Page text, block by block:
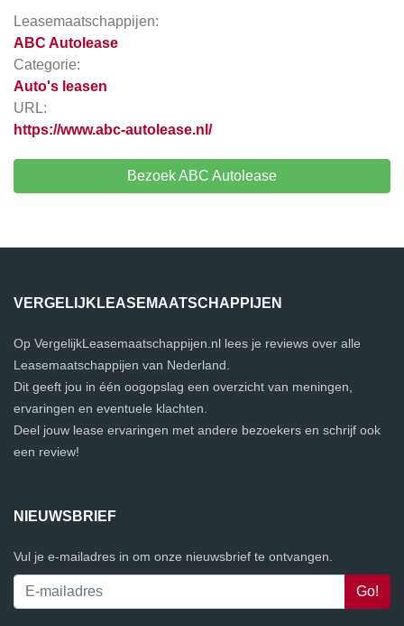
Leasemaatschappijen:
ABC Autolease
Categorie:
Auto's leasen
URL:
https://www.abc-autolease.nl/
Bezoek ABC Autolease
VERGELIJKLEASEMAATSCHAPPIJEN
Op VergelijkLeasemaatschappijen.nl lees je reviews over alle
Leasemaatschappijen van Nederland.
Dit geeft jou in één oogopslag een overzicht van meningen,
ervaringen en eventuele klachten.
Deel jouw lease ervaringen met andere bezoekers en schrijf ook
een review!
NIEUWSBRIEF
Vul je e-mailadres in om onze nieuwsbrief te ontvangen.